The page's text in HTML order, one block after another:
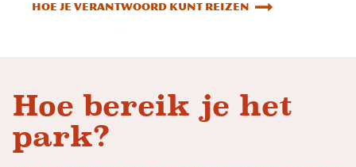
Hoe je verantwoord kunt reizen
Hoe bereik je het
park?